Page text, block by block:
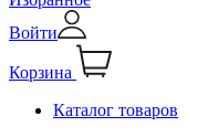
Войти
Корзина
Каталог товаров